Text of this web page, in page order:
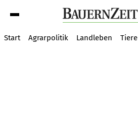
Start Agrarpolitik Landleben Tiere